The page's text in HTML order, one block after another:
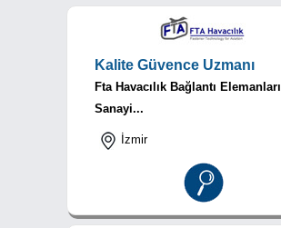
Kalite Güvence Uzmanı
Fta Havacılık Bağlantı Elemanları
Sanayi...
İzmir